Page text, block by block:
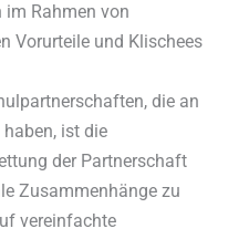
im Rahmen von
Vorurteile und Klischees
die an
ist die
der Partnerschaft
Zusammenhänge zu
vereinfachte